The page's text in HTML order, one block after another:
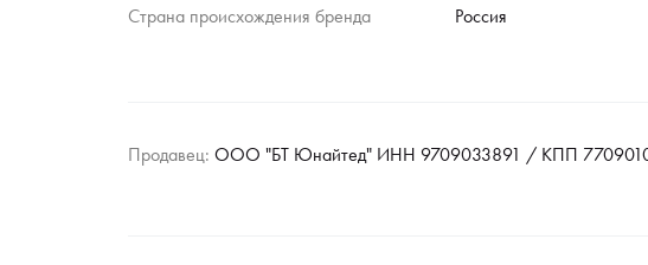
Страна происхождения бренда
Россия
Продавец: ООО "БТ Юнайтед" ИНН 9709033891 / КПП